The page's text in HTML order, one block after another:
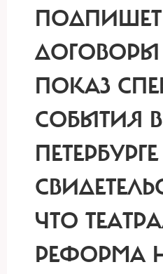
ПОДПИШЕТ
ПОКАЗ
СОБЫТИЯ В
ПЕТЕРБУРГЕ
ЧТО
РЕФОРМА